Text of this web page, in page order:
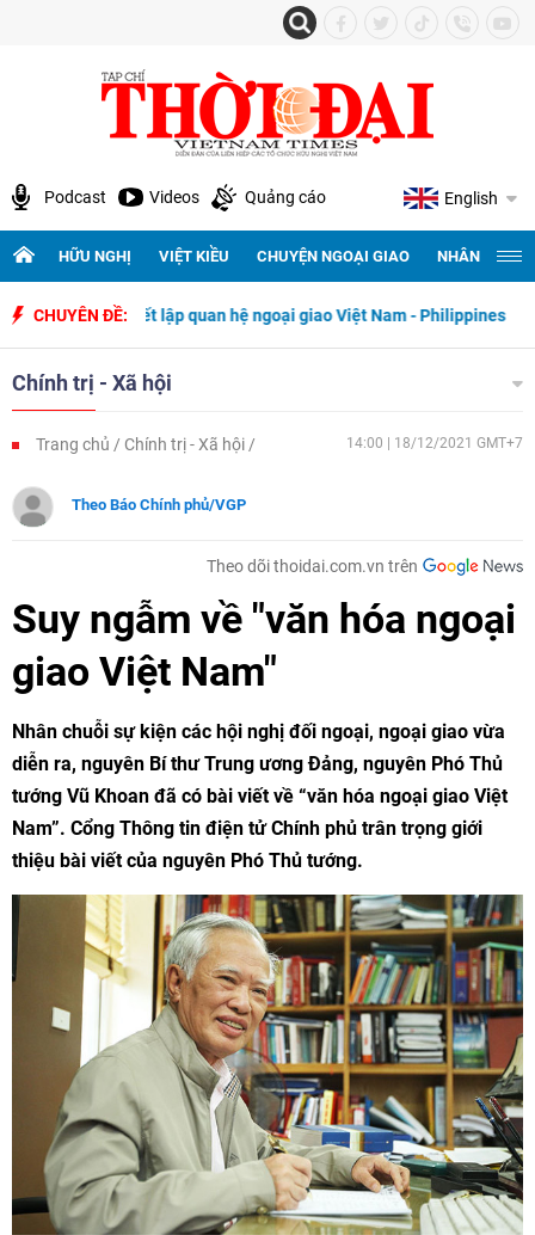
Podcast Videos Quảng cáo English
HỮU NGHỊ VIỆT KIỀU CHUYỆN NGOẠI GIAO NHÂN
CHUYÊN ĐỀ:
thiết lập quan hệ ngoại giao Việt Nam - Philippines 500
Chính trị - Xã hội
Trang chủ Chính trị - Xã hội 14:00 | 18/12/2021 GMT+7
Theo Báo Chính phủ/VGP
Theo dõi thoidai.com.vn trên
Suy ngẫm về "văn hóa ngoại
giao Việt Nam"
Nhân chuỗi sự kiện các hội nghị đối ngoại, ngoại giao vừa
diễn ra, nguyên Bí thư Trung ương Đảng, nguyên Phó Thủ
tướng Vũ Khoan đã có bài viết về “văn hóa ngoại giao Việt
Nam”. Cổng Thông tin điện tử Chính phủ trân trọng giới
thiệu bài viết của nguyên Phó Thủ tướng.